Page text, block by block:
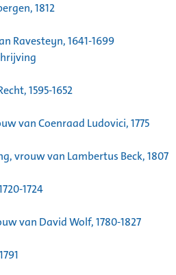
1812
Ravesteyn, 1641-1699
1595-1652
van Coenraad Ludovici, 1775
vrouw van Lambertus Beck, 1807
1724
van David Wolf, 1780-1827